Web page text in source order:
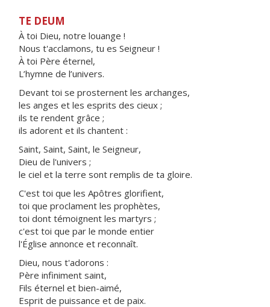
TE DEUM
À toi Dieu, notre louange !
Nous t'acclamons, tu es Seigneur !
À toi Père éternel,
L’hymne de l’univers.
Devant toi se prosternent les archanges,
les anges et les esprits des cieux ;
ils te rendent grâce ;
ils adorent et ils chantent :
Saint, Saint, Saint, le Seigneur,
Dieu de l'univers ;
le ciel et la terre sont remplis de ta gloire.
C'est toi que les Apôtres glorifient,
toi que proclament les prophètes,
toi dont témoignent les martyrs ;
c'est toi que par le monde entier
l'Église annonce et reconnaît.
Dieu, nous t'adorons :
Père infiniment saint,
Fils éternel et bien-aimé,
Esprit de puissance et de paix.